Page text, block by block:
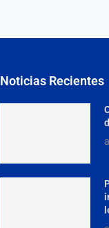
Noticias Recientes